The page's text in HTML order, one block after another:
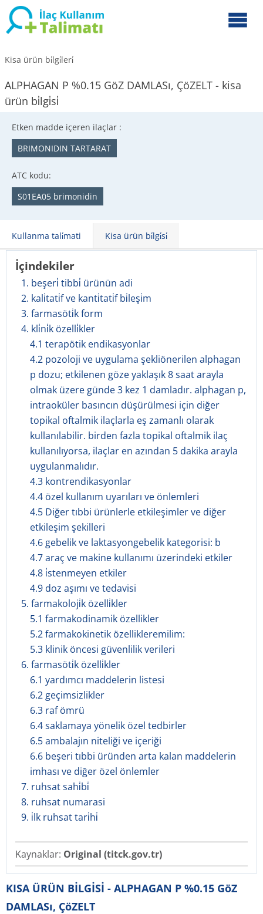
Kisa ürün bi̇lgi̇leri̇
ALPHAGAN P %0.15 GöZ DAMLASı, ÇöZELT - kisa
ürün bi̇lgi̇si̇
Etken madde içeren ilaçlar :
BRIMONIDIN TARTARAT
ATC kodu:
S01EA05 brimonidin
Kullanma tali̇mati Kisa ürün bi̇lgi̇si̇
İçindekiler
1. beşeri̇ tibbi̇ ürünün adi
2. kali̇tati̇f ve kanti̇tati̇f bi̇leşi̇m
3. farmasöti̇k form
4. kli̇ni̇k özelli̇kler
4.1 terapötik endikasyonlar
4.2 pozoloji ve uygulama şekliönerilen alphagan
p dozu; etkilenen göze yaklaşık 8 saat arayla
olmak üzere günde 3 kez 1 damladır. alphagan p,
intraoküler basıncın düşürülmesi için diğer
topikal oftalmik ilaçlarla eş zamanlı olarak
kullanılabilir. birden fazla topikal oftalmik ilaç
kullanılıyorsa, ilaçlar en azından 5 dakika arayla
uygulanmalıdır.
4.3 kontrendikasyonlar
4.4 özel kullanım uyarıları ve önlemleri
4.5 Diğer tıbbi ürünlerle etkileşimler ve diğer
etkileşim şekilleri
4.6 gebelik ve laktasyongebelik kategorisi: b
4.7 araç ve makine kullanımı üzerindeki etkiler
4.8 i̇stenmeyen etkiler
4.9 doz aşımı ve tedavisi
5. farmakoloji̇k özelli̇kler
5.1 farmakodinamik özellikler
5.2 farmakokinetik özellikleremilim:
5.3 klinik öncesi güvenlilik verileri
6. farmasöti̇k özelli̇kler
6.1 yardımcı maddelerin listesi
6.2 geçimsizlikler
6.3 raf ömrü
6.4 saklamaya yönelik özel tedbirler
6.5 ambalajın niteliği ve içeriği
6.6 beşeri tıbbi üründen arta kalan maddelerin
imhası ve diğer özel önlemler
7. ruhsat sahi̇bi̇
8. ruhsat numarasi
9. i̇lk ruhsat tari̇hi̇
Kaynaklar: Original (titck.gov.tr)
KISA ÜRÜN BİLGİSİ - ALPHAGAN P %0.15 GöZ
DAMLASı, ÇöZELT